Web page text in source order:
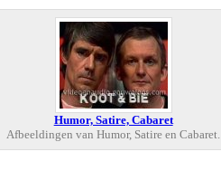
Humor, Satire, Cabaret
Afbeeldingen van Humor, Satire en Cabaret.